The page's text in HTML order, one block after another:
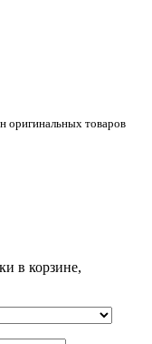
оригинальных товаров
в корзине,